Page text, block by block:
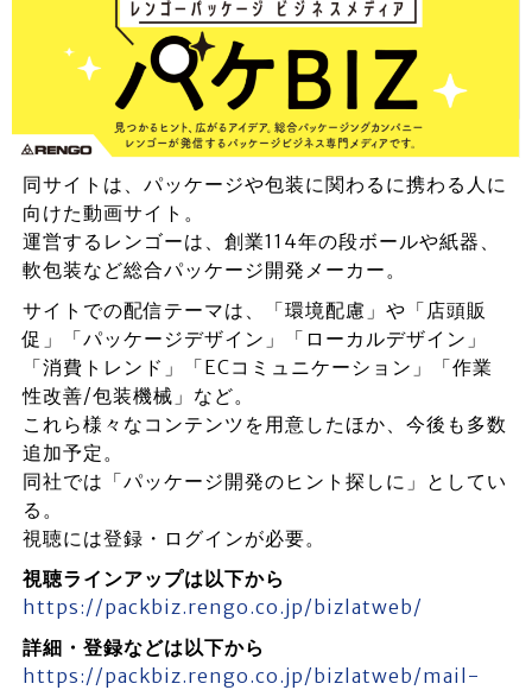
同サイトは、パッケージや包装に関わるに携わる人に
向けた動画サイト。
運営するレンゴーは、創業114年の段ボールや紙器、
軟包装など総合パッケージ開発メーカー。
サイトでの配信テーマは、「環境配慮」や「店頭販
促」「パッケージデザイン」「ローカルデザイン」
「消費トレンド」「ECコミュニケーション」「作業
性改善/包装機械」など。
これら様々なコンテンツを用意したほか、今後も多数
追加予定。
同社では「パッケージ開発のヒント探しに」としてい
る。
視聴には登録・ログインが必要。
視聴ラインアップは以下から
https://packbiz.rengo.co.jp/bizlatweb/
詳細・登録などは以下から
https://packbiz.rengo.co.jp/bizlatweb/mail-